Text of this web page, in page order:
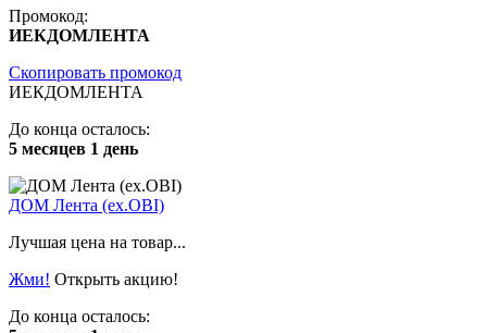
Промокод:
ИЕКДОМЛЕНТА
Скопировать промокод
ИЕКДОМЛЕНТА
До конца осталось:
5 месяцев 1 день
ДОМ Лента (ex.OBI)
Лучшая цена на товар...
Жми! Открыть акцию!
До конца осталось: